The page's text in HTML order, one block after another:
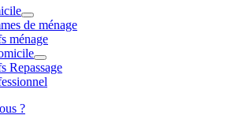
de ménage
ménage
Repassage
?